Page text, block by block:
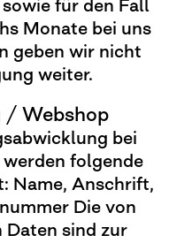
für den Fall
Monate bei uns
geben wir nicht
weiter.
/ Webshop
bei
folgende
Name, Anschrift,
Die von
Daten sind zur